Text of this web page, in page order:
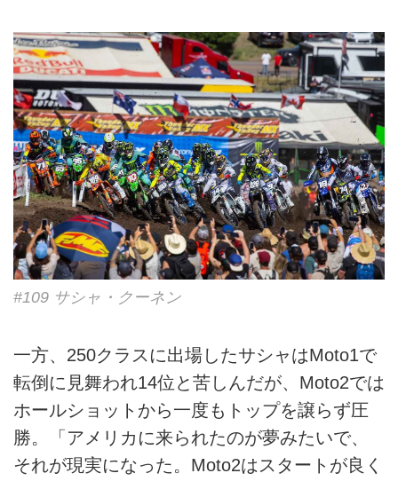
#109 サシャ・クーネン
一方、250クラスに出場したサシャはMoto1で
転倒に見舞われ14位と苦しんだが、Moto2では
ホールショットから一度もトップを譲らず圧
勝。「アメリカに来られたのが夢みたいで、
それが現実になった。Moto2はスタートが良く